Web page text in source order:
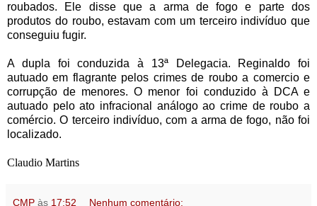
roubados. Ele disse que a arma de fogo e parte dos
produtos do roubo, estavam com um terceiro indivíduo que
conseguiu fugir.
A dupla foi conduzida à 13ª Delegacia. Reginaldo foi
autuado em flagrante pelos crimes de roubo a comercio e
corrupção de menores. O menor foi conduzido à DCA e
autuado pelo ato infracional análogo ao crime de roubo a
comércio. O terceiro indivíduo, com a arma de fogo, não foi
localizado.
Claudio Martins
CMP às 17:52 Nenhum comentário: